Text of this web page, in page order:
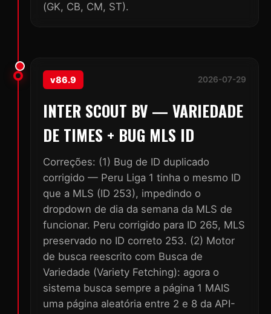
(GK, CB, CM, ST).
v86.9 2026-07-29
INTER SCOUT BV — VARIEDADE
DE TIMES + BUG MLS ID
Correções: (1) Bug de ID duplicado
corrigido — Peru Liga 1 tinha o mesmo ID
que a MLS (ID 253), impedindo o
dropdown de dia da semana da MLS de
funcionar. Peru corrigido para ID 265, MLS
preservado no ID correto 253. (2) Motor
de busca reescrito com Busca de
Variedade (Variety Fetching): agora o
sistema busca sempre a página 1 MAIS
uma página aleatória entre 2 e 8 da API-